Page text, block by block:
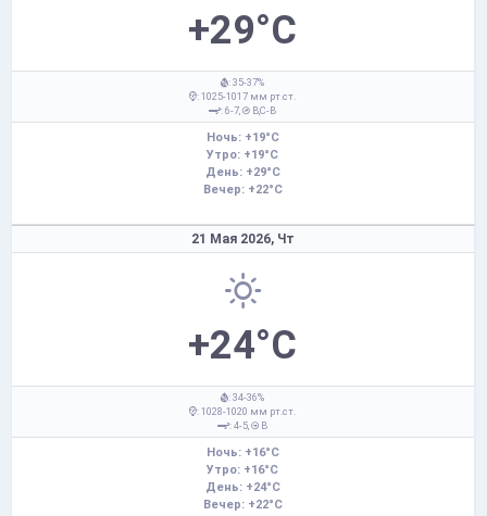
+29°C
: 35-37%
: 1025-1017 мм рт.ст.
: 6-7,
В,С-В
Ночь: +19°C
Утро: +19°C
День: +29°C
Вечер: +22°C
21 Мая 2026, Чт
+24°C
: 34-36%
: 1028-1020 мм рт.ст.
: 4-5,
В
Ночь: +16°C
Утро: +16°C
День: +24°C
Вечер: +22°C